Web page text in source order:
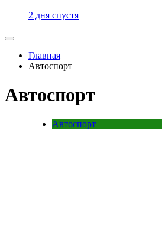
2 дня спустя
Главная
Автоспорт
Автоспорт
Автоспорт